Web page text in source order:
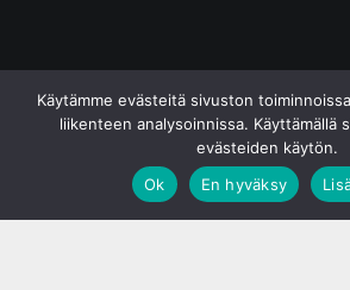
Käytämme evästeitä sivuston
liikenteen analysoinnissa. Käyttämällä
evästeiden käytön.
Ok
En hyväksy